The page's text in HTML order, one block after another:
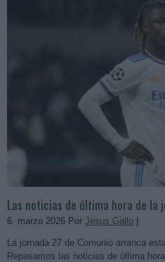
Las noticias de última hora de la
6. marzo 2026 Por Jesus Gallo
La jornada 27 de Comunio arranca
Repasamos las noticias de última